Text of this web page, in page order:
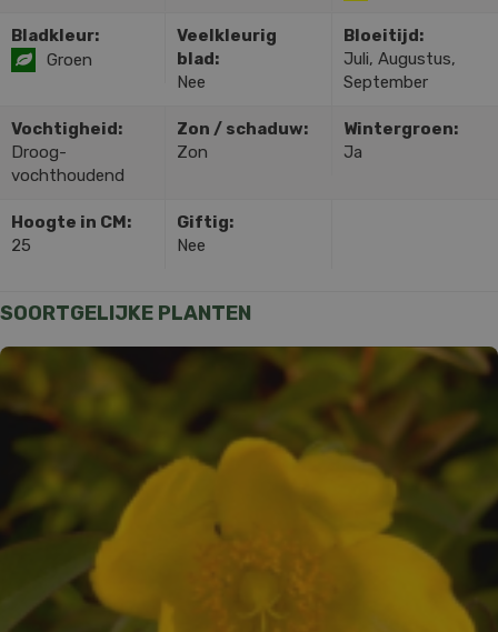
Bladkleur:
Groen
Veelkleurig
blad:
Nee
Bloeitijd:
Juli, Augustus,
September
Vochtigheid:
Droog-
vochthoudend
Zon / schaduw:
Zon
Wintergroen:
Ja
Hoogte in CM:
25
Giftig:
Nee
SOORTGELIJKE PLANTEN